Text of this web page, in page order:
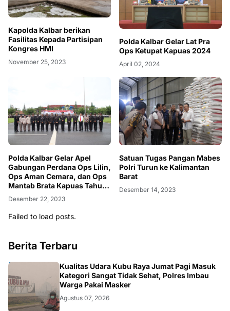
Kapolda Kalbar berikan
Fasilitas Kepada Partisipan
Kongres HMI
November 25, 2023
Polda Kalbar Gelar Lat Pra
Ops Ketupat Kapuas 2024
April 02, 2024
Polda Kalbar Gelar Apel
Gabungan Perdana Ops Lilin,
Ops Aman Cemara, dan Ops
Mantab Brata Kapuas Tahun
2023/2024
Desember 22, 2023
Satuan Tugas Pangan Mabes
Polri Turun ke Kalimantan
Barat
Desember 14, 2023
Failed to load posts.
Berita Terbaru
KALBAR
Kualitas Udara Kubu Raya Jumat Pagi Masuk
Kategori Sangat Tidak Sehat, Polres Imbau
Warga Pakai Masker
Agustus 07, 2026